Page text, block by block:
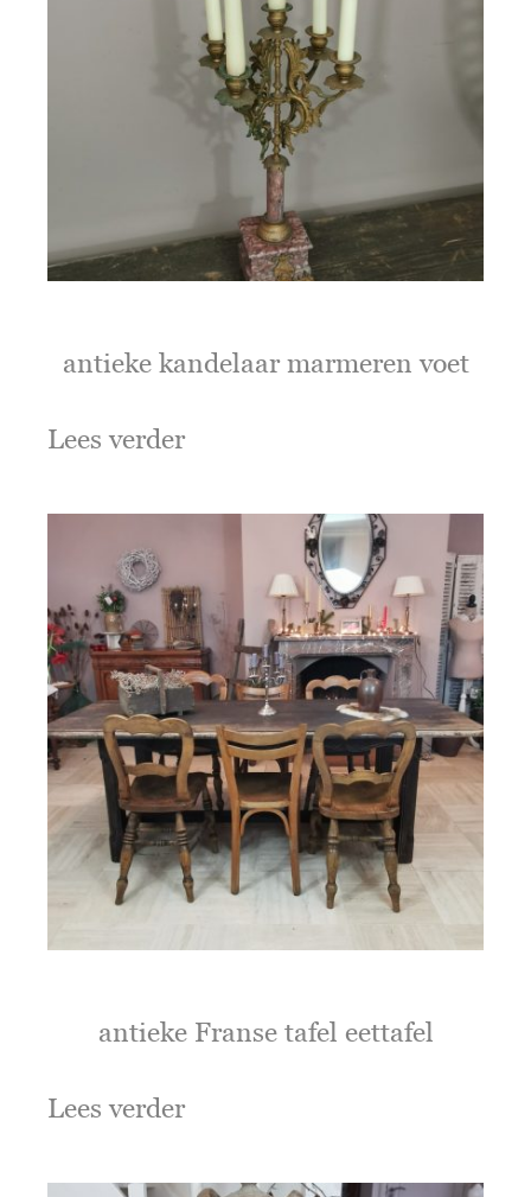
antieke kandelaar marmeren voet
Lees verder
antieke Franse tafel eettafel
Lees verder